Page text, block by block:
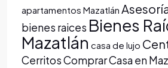
apartamentos Mazatlán
bienes raices Bienes
Mazatlán casa de lujo
CerritosComprar Casa en